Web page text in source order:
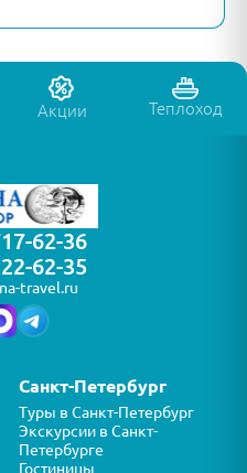
Акции Теплоход
62-36
62-35
travel.ru
Санкт-Петербург
Туры в Санкт-Петербург
Экскурсии в Санкт-
Петербурге
Гостиницы